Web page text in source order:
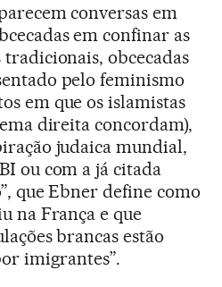
conversas em
em confinar as
obcecadas
pelo feminismo
em que os islamistas
direita concordam),
judaica mundial,
ou com a já citada
que Ebner define como
na França e que
brancas estão
imigrantes”.